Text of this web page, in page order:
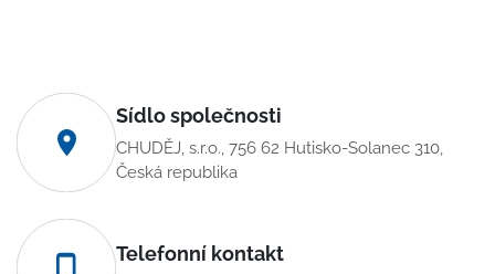
Sídlo společnosti
CHUDĚJ, s.r.o., 756 62 Hutisko-Solanec 310,
Česká republika
Telefonní kontakt